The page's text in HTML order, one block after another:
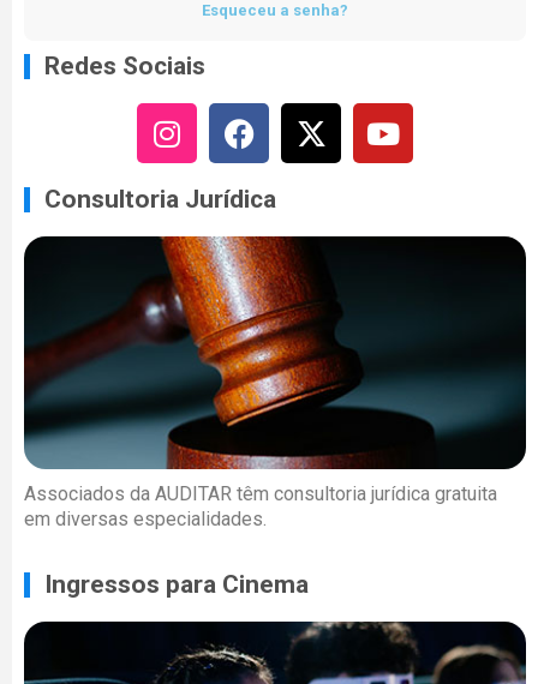
Esqueceu a senha?
Redes Sociais
Consultoria Jurídica
Associados da AUDITAR têm consultoria jurídica gratuita
em diversas especialidades.
Ingressos para Cinema